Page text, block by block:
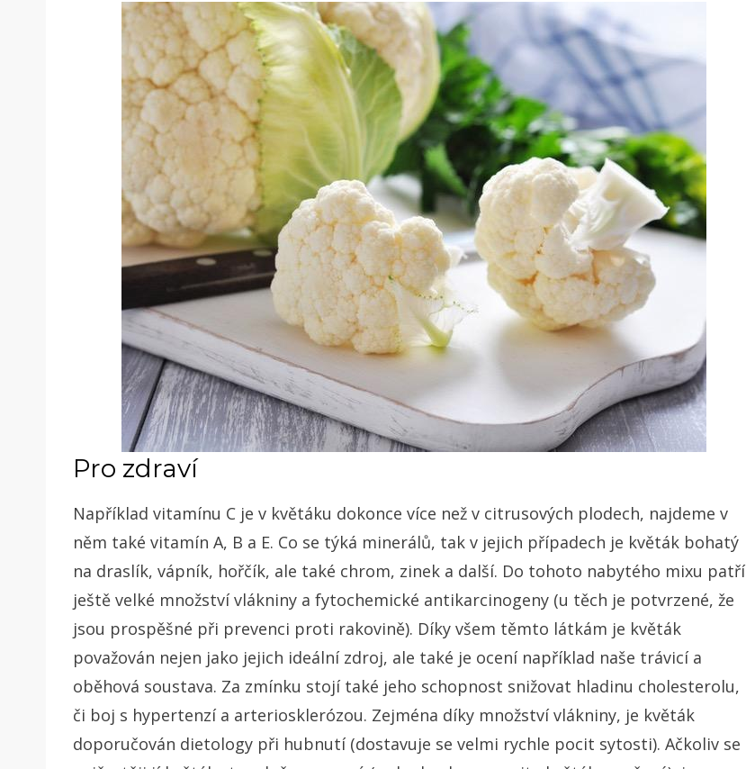
Pro zdraví
Například vitamínu C je v květáku dokonce více než v citrusových plodech, najdeme v
něm také vitamín A, B a E. Co se týká minerálů, tak v jejich případech je květák bohatý
na draslík, vápník, hořčík, ale také chrom, zinek a další. Do tohoto nabytého mixu patří
ještě velké množství vlákniny a fytochemické antikarcinogeny (u těch je potvrzené, že
jsou prospěšné při prevenci proti rakovině). Díky všem těmto látkám je květák
považován nejen jako jejich ideální zdroj, ale také je ocení například naše trávicí a
oběhová soustava. Za zmínku stojí také jeho schopnost snižovat hladinu cholesterolu,
či boj s hypertenzí a arteriosklerózou. Zejména díky množství vlákniny, je květák
doporučován dietology při hubnutí (dostavuje se velmi rychle pocit sytosti). Ačkoliv se